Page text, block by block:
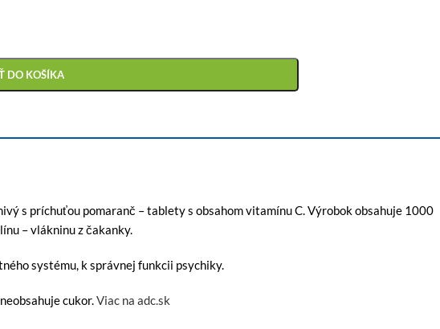
DO KOŠÍKA
s príchuťou pomaranč – tablety s obsahom vitamínu C. Výrobok obsahuje 1000
– vlákninu z čakanky.
systému, k správnej funkcii psychiky.
cukor.Viac na adc.sk